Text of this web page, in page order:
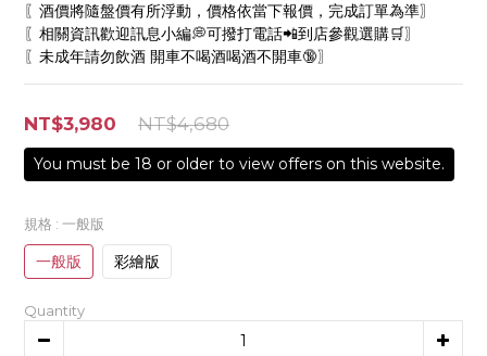
〖酒價將隨盤價有所浮動，價格依當下報價，完成訂單為準〗
〖相關資訊歡迎訊息小編💭可撥打電話📲到店參觀選購🛒〗
〖未成年請勿飲酒 開車不喝酒喝酒不開車🔞〗
NT$4,680
NT$3,980
規格 : 一般版
一般版 彩繪版
Quantity